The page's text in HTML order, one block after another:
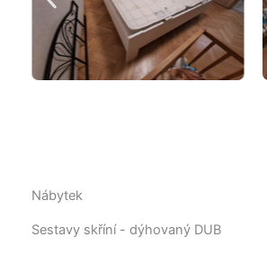
Nábytek
Sestavy skříní - dýhovaný DUB